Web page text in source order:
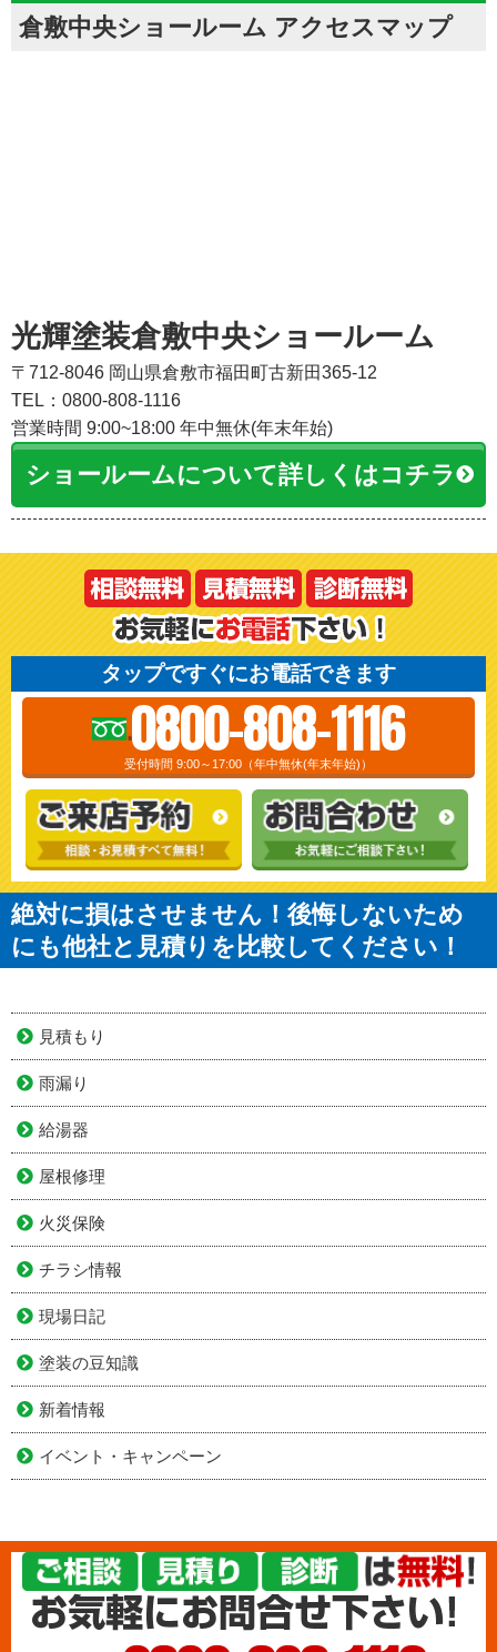
倉敷中央ショールーム アクセスマップ
光輝塗装倉敷中央ショールーム
〒712-8046 岡山県倉敷市福田町古新田365-12
TEL：0800-808-1116
営業時間 9:00~18:00 年中無休(年末年始)
ショールームについて詳しくはコチラ
タップですぐにお電話できます
0800-808-1116
受付時間 9:00～17:00（年中無休(年末年始)）
絶対に損はさせません！後悔しないため
にも他社と見積りを比較してください！
見積もり
雨漏り
給湯器
屋根修理
火災保険
チラシ情報
現場日記
塗装の豆知識
新着情報
イベント・キャンペーン